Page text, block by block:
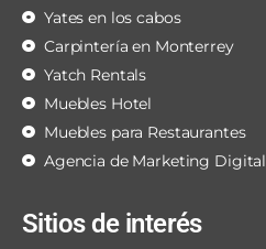
Yates en los cabos
Carpintería en Monterrey
Yatch Rentals
Muebles Hotel
Muebles para Restaurantes
Agencia de Marketing Digital
Sitios de interés